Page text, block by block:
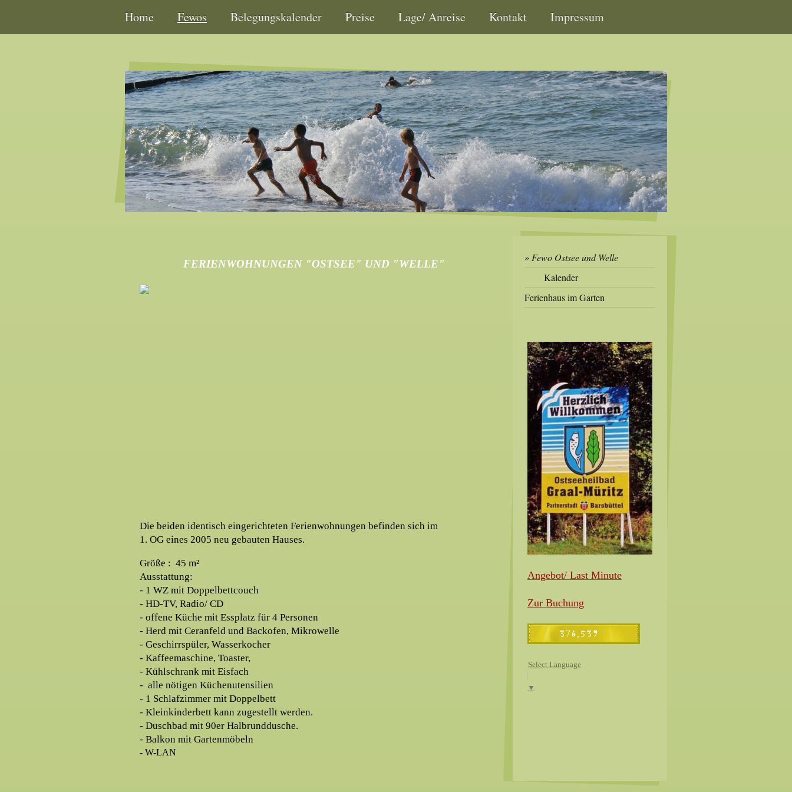
Home Fewos Belegungskalender Preise Lage/ Anreise Kontakt Impressum
FERIENWOHNUNGEN "OSTSEE" UND "WELLE"
Die beiden identisch eingerichteten Ferienwohnungen befinden sich im
1. OG eines 2005 neu gebauten Hauses.
Größe : 45 m²
Ausstattung:
- 1 WZ mit Doppelbettcouch
- HD-TV, Radio/ CD
- offene Küche mit Essplatz für 4 Personen
- Herd mit Ceranfeld und Backofen, Mikrowelle
- Geschirrspüler, Wasserkocher
- Kaffeemaschine, Toaster,
- Kühlschrank mit Eisfach
- alle nötigen Küchenutensilien
- 1 Schlafzimmer mit Doppelbett
- Kleinkinderbett kann zugestellt werden.
- Duschbad mit 90er Halbrunddusche.
- Balkon mit Gartenmöbeln
- W-LAN
Fewo Ostsee und Welle
Kalender
Ferienhaus im Garten
Angebot/ Last Minute
Zur Buchung
Select Language
▼